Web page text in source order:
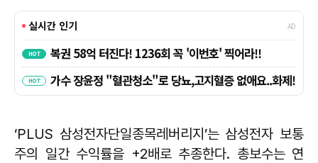
‘PLUS 삼성전자단일종목레버리지’는 삼성전자 보통
주의 일간 수익률을 +2배로 추종한다. 총보수는 연